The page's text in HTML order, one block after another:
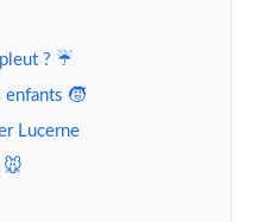
? ☔
enfants 🧒
Lucerne
🐭